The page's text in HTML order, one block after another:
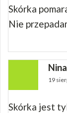
Skórka
Nie
19
Skórka jest